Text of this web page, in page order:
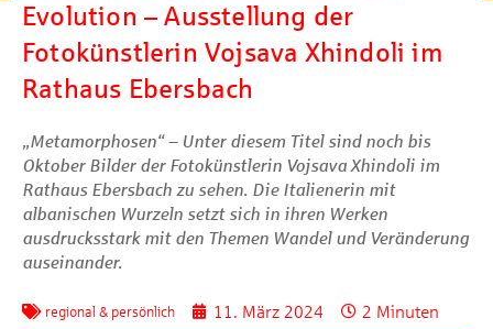
Evolution – Ausstellung der
Fotokünstlerin Vojsava Xhindoli im
Rathaus Ebersbach
„Metamorphosen“ – Unter diesem Titel sind noch bis
Oktober Bilder der Fotokünstlerin Vojsava Xhindoli im
Rathaus Ebersbach zu sehen. Die Italienerin mit
albanischen Wurzeln setzt sich in ihren Werken
ausdrucksstark mit den Themen Wandel und Veränderung
auseinander.
regional & persönlich 11. März 2024 2 Minuten